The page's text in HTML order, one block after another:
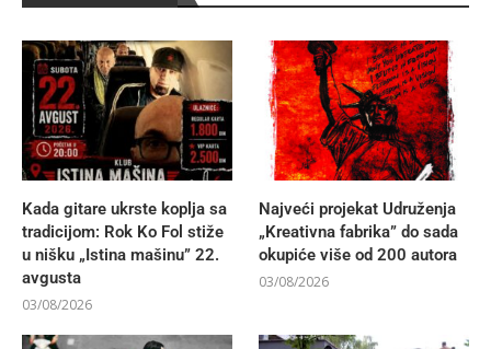
Kada gitare ukrste koplja sa
tradicijom: Rok Ko Fol stiže
u nišku „Istina mašinu” 22.
avgusta
03/08/2026
Najveći projekat Udruženja
„Kreativna fabrika” do sada
okupiće više od 200 autora
03/08/2026